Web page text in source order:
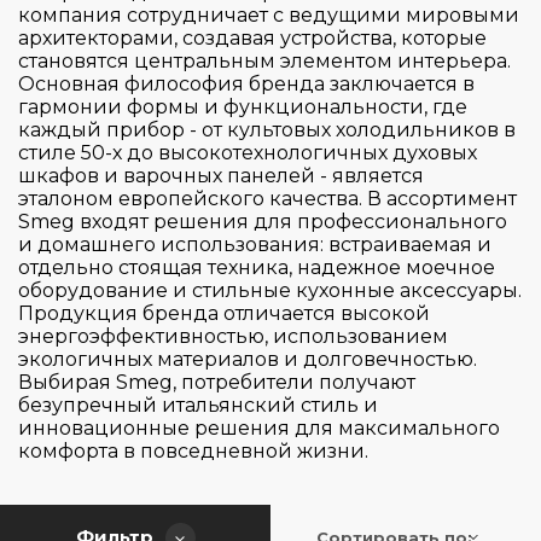
компания сотрудничает с ведущими мировыми
архитекторами, создавая устройства, которые
становятся центральным элементом интерьера.
Основная философия бренда заключается в
гармонии формы и функциональности, где
каждый прибор - от культовых холодильников в
стиле 50-х до высокотехнологичных духовых
шкафов и варочных панелей - является
эталоном европейского качества. В ассортимент
Smeg входят решения для профессионального
и домашнего использования: встраиваемая и
отдельно стоящая техника, надежное моечное
оборудование и стильные кухонные аксессуары.
Продукция бренда отличается высокой
энергоэффективностью, использованием
экологичных материалов и долговечностью.
Выбирая Smeg, потребители получают
безупречный итальянский стиль и
инновационные решения для максимального
комфорта в повседневной жизни.
Страна производитель
Китай
Цвет
Управление
Механическое
Поворотный регулятор
Сенсорное
Таймер
есть
таймер механический, без отключения
таймер механический, с отключением
Функция Пар
да
Нет
Материал исполнения
нержавеюшая сталь
Высота (см)
27